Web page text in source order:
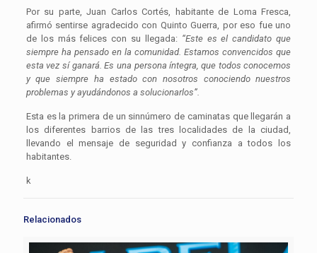
Por su parte, Juan Carlos Cortés, habitante de Loma Fresca,
afirmó sentirse agradecido con Quinto Guerra, por eso fue uno
de los más felices con su llegada:“Este es el candidato que
siempre ha pensado en la comunidad. Estamos convencidos que
esta vez sí ganará. Es una persona íntegra, que todos conocemos
y que siempre ha estado con nosotros conociendo nuestros
problemas y ayudándonos a solucionarlos”.
Esta es la primera de un sinnúmero de caminatas que llegarán a
los diferentes barrios de las tres localidades de la ciudad,
llevando el mensaje de seguridad y confianza a todos los
habitantes.
k
Relacionados